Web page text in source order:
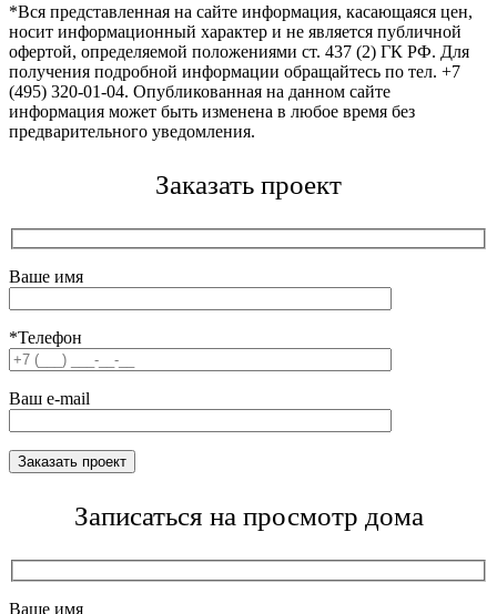
*Вся представленная на сайте информация, касающаяся цен,
носит информационный характер и не является публичной
офертой, определяемой положениями ст. 437 (2) ГК РФ. Для
получения подробной информации обращайтесь по тел. +7
(495) 320-01-04. Опубликованная на данном сайте
информация может быть изменена в любое время без
предварительного уведомления.
Заказать проект
Ваше имя
*Телефон
Ваш e-mail
Записаться на просмотр дома
Ваше имя